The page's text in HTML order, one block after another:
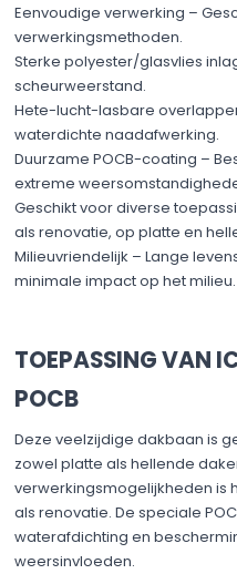
Eenvoudige verwerking –
verwerkingsmethoden.
Sterke polyester/glasvlies
scheurweerstand.
Hete-lucht-lasbare
waterdichte naadafwerking.
Duurzame POCB-coating –
extreme
Geschikt voor diverse
als renovatie, op platte en
Milieuvriendelijk – Lange
minimale impact op het milieu.
TOEPASSING VAN
POCB
Deze veelzijdige dakbaan is
zowel platte als hellende
verwerkingsmogelijkheden is
als renovatie. De speciale
waterafdichting en
weersinvloeden.